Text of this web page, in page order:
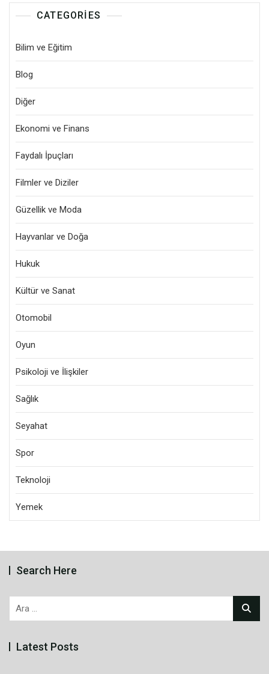
CATEGORIES
Bilim ve Eğitim
Blog
Diğer
Ekonomi ve Finans
Faydalı İpuçları
Filmler ve Diziler
Güzellik ve Moda
Hayvanlar ve Doğa
Hukuk
Kültür ve Sanat
Otomobil
Oyun
Psikoloji ve İlişkiler
Sağlık
Seyahat
Spor
Teknoloji
Yemek
Search Here
Arama:
Latest Posts